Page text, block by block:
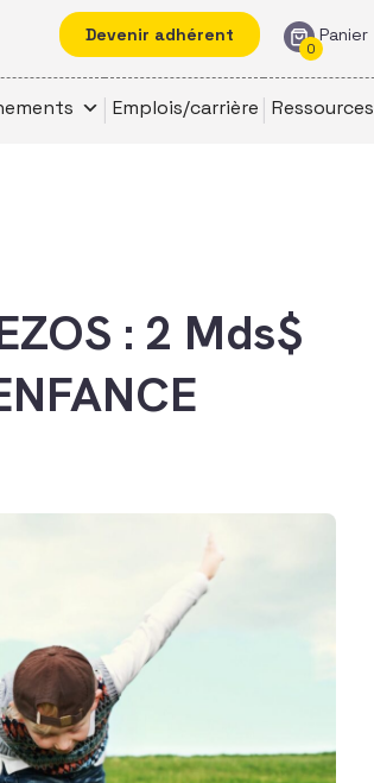
Devenir adhérent Panier
0
Emplois/carrière Ressources
: 2 Mds$